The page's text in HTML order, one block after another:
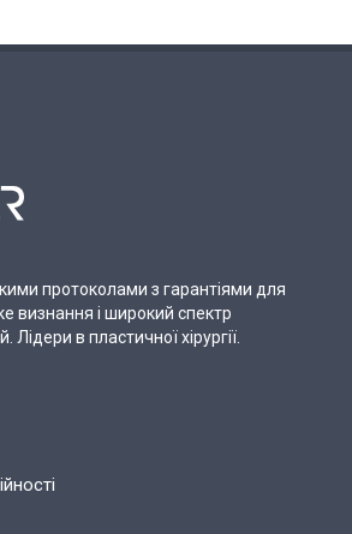
протоколами з гарантіями для
визнання і широкий спектр
в пластичної хірургії.